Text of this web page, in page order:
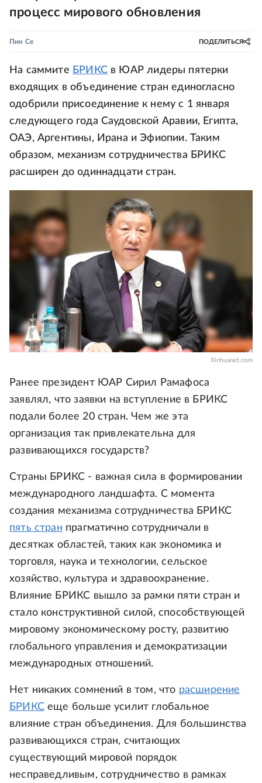
процесс мирового обновления
Пин Се ПОДЕЛИТЬСЯ
На саммите БРИКСв ЮАР лидеры пятерки
входящих в объединение стран единогласно
одобрили присоединение к нему с 1 января
следующего года Саудовской Аравии, Египта,
ОАЭ, Аргентины, Ирана и Эфиопии. Таким
образом, механизм сотрудничества БРИКС
расширен до одиннадцати стран.
Xinhuanet.com
Ранее президент ЮАР Сирил Рамафоса
заявлял, что заявки на вступление в БРИКС
подали более 20 стран. Чем же эта
организация так привлекательна для
развивающихся государств?
Страны БРИКС - важная сила в формировании
международного ландшафта. С момента
создания механизма сотрудничества БРИКС
пять стран прагматично сотрудничали в
десятках областей, таких как экономика и
торговля, наука и технологии, сельское
хозяйство, культура и здравоохранение.
Влияние БРИКС вышло за рамки пяти стран и
стало конструктивной силой, способствующей
мировому экономическому росту, развитию
глобального управления и демократизации
международных отношений.
Нет никаких сомнений в том, что расширение
БРИКСеще больше усилит глобальное
влияние стран объединения. Для большинства
развивающихся стран, считающих
существующий мировой порядок
несправедливым, сотрудничество в рамках